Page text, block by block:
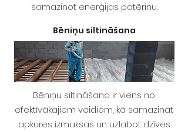
samazinot enerģijas patēriņu.
Bēniņu siltināšana
Bēniņu siltināšana ir viens no
efektīvākajiem veidiem, kā samazināt
apkures izmaksas un uzlabot dzīves